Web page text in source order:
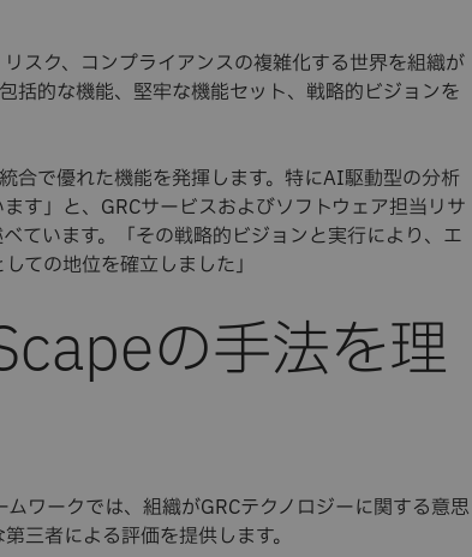
スク、コンプライアンスの複雑化する世界を組織が
括的な機能、堅牢な機能セット、戦略的ビジョンを
合で優れた機能を発揮します。特にAI駆動型の分析
す」と、GRCサービスおよびソフトウェア担当リサ
ています。「その戦略的ビジョンと実行により、エ
ての地位を確立しました」
の手法を理
ワークでは、組織がGRCテクノロジーに関する意思
三者による評価を提供します。